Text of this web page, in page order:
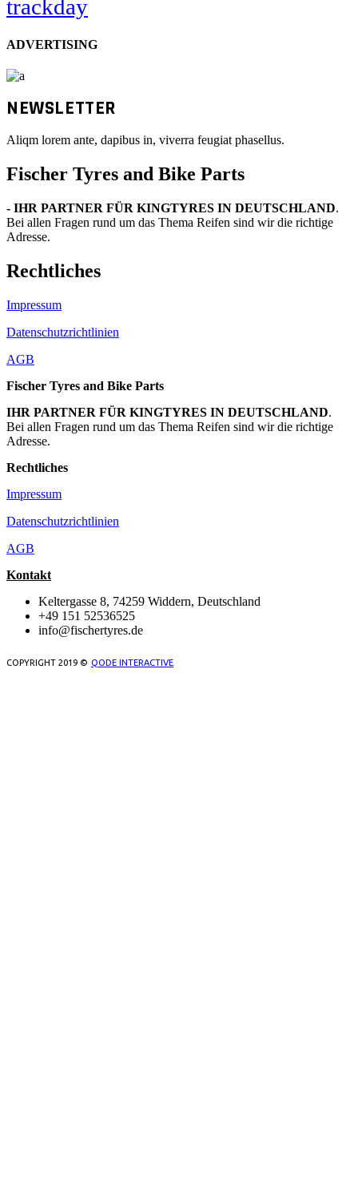
trackday
ADVERTISING
NEWSLETTER
Aliqm lorem ante, dapibus in, viverra feugiat phasellus.
Fischer Tyres and Bike Parts
- IHR PARTNER FÜR KINGTYRES IN DEUTSCHLAND.
Bei allen Fragen rund um das Thema Reifen sind wir die richtige
Adresse.
Rechtliches
Impressum
Datenschutzrichtlinien
AGB
Fischer Tyres and Bike Parts
IHR PARTNER FÜR KINGTYRES IN DEUTSCHLAND.
Bei allen Fragen rund um das Thema Reifen sind wir die richtige
Adresse.
Rechtliches
Impressum
Datenschutzrichtlinien
AGB
Kontakt
Keltergasse 8, 74259 Widdern, Deutschland
+49 151 52536525
info@fischertyres.de
COPYRIGHT 2019 © QODE INTERACTIVE